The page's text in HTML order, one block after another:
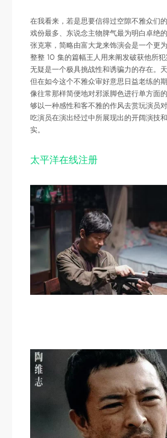
在我看来，若是思要信得过空隙不雅众们
戏份最多、东说念主物脾气最为明白卓绝
张克寒，简略由富大龙来饰演会是一个更
整整 10 集的篇幅王人用来阐发破获他所
无疑是一个极具挑战性和诱骗力的存在。
但在如今这个不雅众审好意思日益老练的
像往常那样简便地对邪派脚色进行单方面
够以一种感性和客不雅的作风去赏玩演员
吃演员在演出经过中所展现出的开阔演技
实。
太平洋在线注册